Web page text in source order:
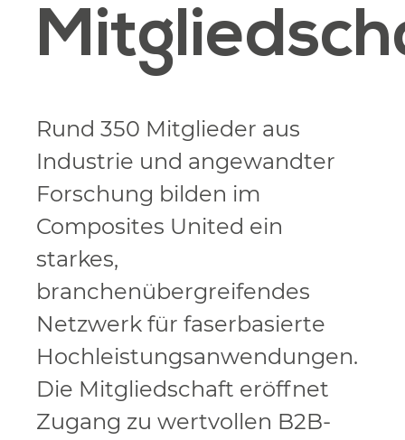
Rund 350 Mitglieder aus
Industrie und angewandter
Forschung bilden im
Composites United ein
starkes,
branchenübergreifendes
Netzwerk für faserbasierte
Hochleistungsanwendungen.
Die Mitgliedschaft eröffnet
Zugang zu wertvollen B2B-